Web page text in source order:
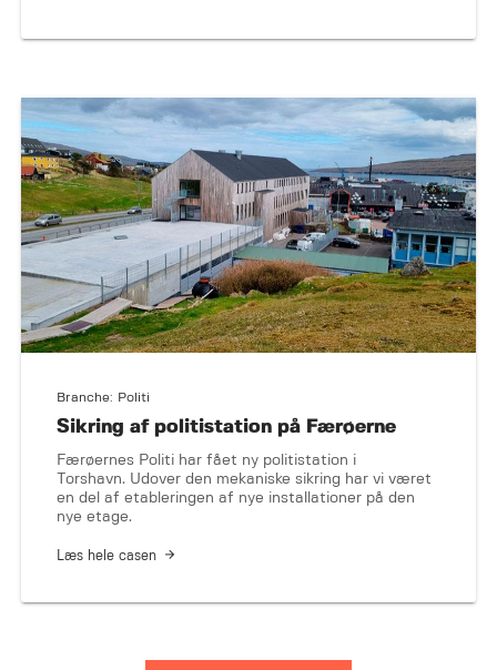
Branche: Politi
Sikring af politistation på Færøerne
Færøernes Politi har fået ny politistation i
Torshavn. Udover den mekaniske sikring har vi været
en del af etableringen af nye installationer på den
nye etage.
Læs hele casen